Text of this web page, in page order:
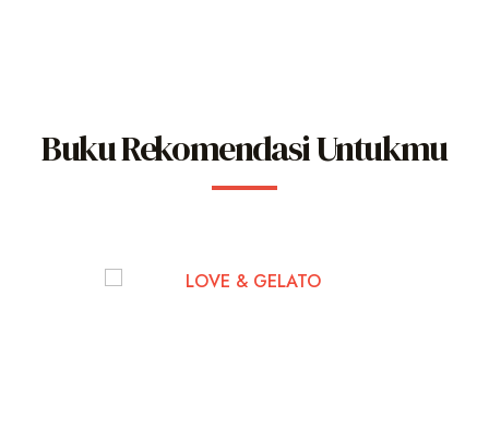
Buku Rekomendasi Untukmu